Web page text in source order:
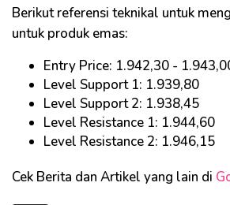
Berikut referensi teknikal untuk
untuk produk emas:
Entry Price: 1.942,30 -
Level Support 1: 1.939,80
Level Support 2: 1.938,45
Level Resistance 1: 1.944,60
Level Resistance 2: 1.946,15
Cek Berita dan Artikel yang lain di